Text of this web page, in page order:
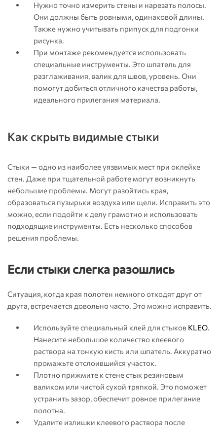
Нужно точно измерить стены и нарезать полосы.
Они должны быть ровными, одинаковой длины.
Также нужно учитывать припуск для подгонки
рисунка.
При монтаже рекомендуется использовать
специальные инструменты. Это шпатель для
разглаживания, валик для швов, уровень. Они
помогут добиться отличного качества работы,
идеального прилегания материала.
Как скрыть видимые стыки
Стыки — одно из наиболее уязвимых мест при оклейке
стен. Даже при тщательной работе могут возникнуть
небольшие проблемы. Могут разойтись края,
образоваться пузырьки воздуха или щели. Исправить это
можно, если подойти к делу грамотно и использовать
подходящие инструменты. Есть несколько способов
решения проблемы.
Если стыки слегка разошлись
Ситуация, когда края полотен немного отходят друг от
друга, встречается довольно часто. Это можно исправить.
Используйте специальный клей для стыков KLEO.
Нанесите небольшое количество клеевого
раствора на тонкую кисть или шпатель. Аккуратно
промажьте отслоившийся участок.
Плотно прижмите к стене стык резиновым
валиком или чистой сухой тряпкой. Это поможет
устранить зазор, обеспечит ровное прилегание
полотна.
Удалите излишки клеевого раствора после